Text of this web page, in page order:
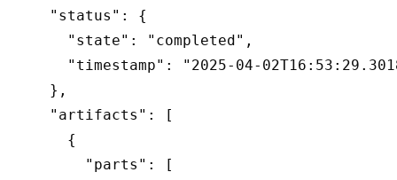
    "status": {
      "state": "completed",
"timestamp": "2025-04-
    },
    "artifacts": [
      {
        "parts": [